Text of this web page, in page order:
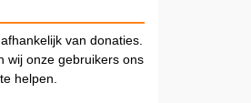
van donaties.
wij onze gebruikers ons
te helpen.